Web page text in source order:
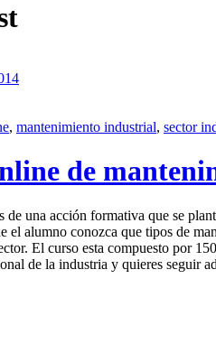
, mantenimiento industrial, sector
de
de una acción formativa que se
el alumno conozca que tipos de
El curso esta compuesto por
de la industria y quieres seguir